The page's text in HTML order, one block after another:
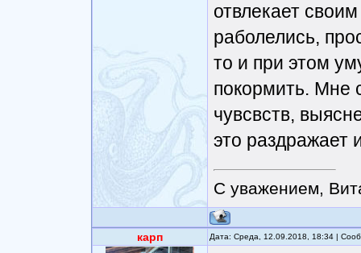
отвлекает
раболелись,
то и при этом
покормить. Мне
чувсвств,
это раздражает
С уважением,
карп Дата: Среда, 12.09.2018, 18:34 |